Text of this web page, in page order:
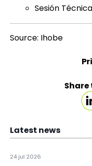
Sesión
Source: Ihobe
Latest news
24 jul 2026